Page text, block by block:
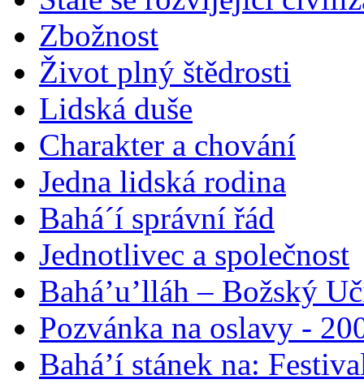
Zbožnost
Život plný štědrosti
Lidská duše
Charakter a chování
Jedna lidská rodina
Bahá´í správní řád
Jednotlivec a společnost
Bahá’u’lláh – Božský
Pozvánka na oslavy -
Bahá’í stánek na: